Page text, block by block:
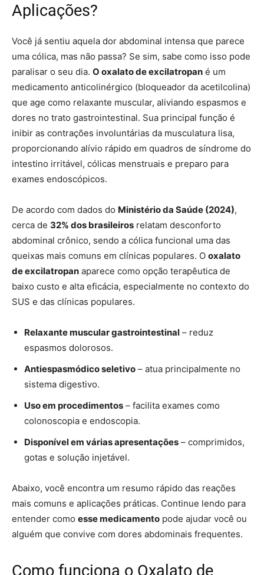
Aplicações?
Você já sentiu aquela dor abdominal intensa que parece
uma cólica, mas não passa? Se sim, sabe como isso pode
paralisar o seu dia. O oxalato de excilatropan é um
medicamento anticolinérgico (bloqueador da acetilcolina)
que age como relaxante muscular, aliviando espasmos e
dores no trato gastrointestinal. Sua principal função é
inibir as contrações involuntárias da musculatura lisa,
proporcionando alívio rápido em quadros de síndrome do
intestino irritável, cólicas menstruais e preparo para
exames endoscópicos.
De acordo com dados do Ministério da Saúde (2024),
cerca de 32% dos brasileiros relatam desconforto
abdominal crônico, sendo a cólica funcional uma das
queixas mais comuns em clínicas populares. O oxalato
de excilatropan aparece como opção terapêutica de
baixo custo e alta eficácia, especialmente no contexto do
SUS e das clínicas populares.
Relaxante muscular gastrointestinal – reduz
espasmos dolorosos.
Antiespasmódico seletivo – atua principalmente no
sistema digestivo.
Uso em procedimentos – facilita exames como
colonoscopia e endoscopia.
Disponível em várias apresentações – comprimidos,
gotas e solução injetável.
Abaixo, você encontra um resumo rápido das reações
mais comuns e aplicações práticas. Continue lendo para
entender como esse medicamento pode ajudar você ou
alguém que convive com dores abdominais frequentes.
Como funciona o Oxalato de